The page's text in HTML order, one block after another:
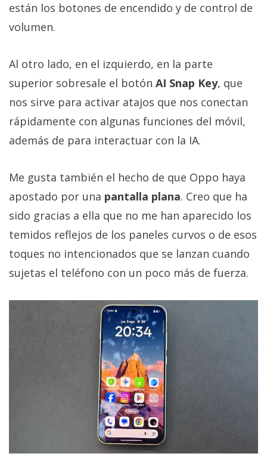
están los botones de encendido y de control de
volumen.
Al otro lado, en el izquierdo, en la parte
superior sobresale el botón AI Snap Key, que
nos sirve para activar atajos que nos conectan
rápidamente con algunas funciones del móvil,
además de para interactuar con la IA.
Me gusta también el hecho de que Oppo haya
apostado por una pantalla plana. Creo que ha
sido gracias a ella que no me han aparecido los
temidos reflejos de los paneles curvos o de esos
toques no intencionados que se lanzan cuando
sujetas el teléfono con un poco más de fuerza.